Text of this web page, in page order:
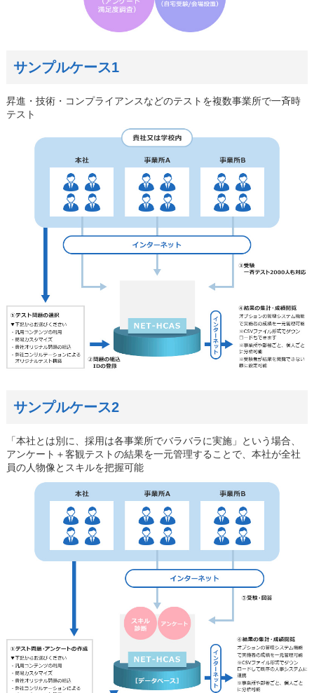
サンプルケース1
昇進・技術・コンプライアンスなどのテストを複数事業所で一斉時
テスト
サンプルケース2
「本社とは別に、採用は各事業所でバラバラに実施」という場合、
アンケート＋客観テストの結果を一元管理することで、本社が全社
員の人物像とスキルを把握可能